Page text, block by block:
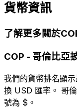
貨幣資訊
了解更多關於
COP - 哥倫比亞
我們的貨幣排名顯
換 USD 匯率。 哥
號為 $。